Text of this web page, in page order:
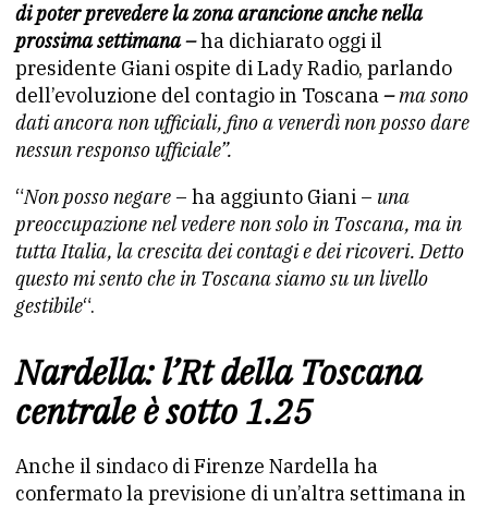
di poter prevedere la zona arancione anche nella
prossima settimana –ha dichiarato oggi il
presidente Giani ospite di Lady Radio, parlando
dell’evoluzione del contagio in Toscana–ma sono
dati ancora non ufficiali, fino a venerdì non posso dare
nessun responso ufficiale”.
“Non posso negare – ha aggiunto Giani – una
preoccupazione nel vederenon solo in Toscana, ma in
tutta Italia, la crescita dei contagie dei ricoveri. Detto
questo mi sento che in Toscana siamo su unlivello
gestibile“.
Nardella: l’Rt della Toscana
centrale è sotto 1.25
Anche il sindaco di Firenze Nardella ha
confermato la previsione di un’altra settimana in